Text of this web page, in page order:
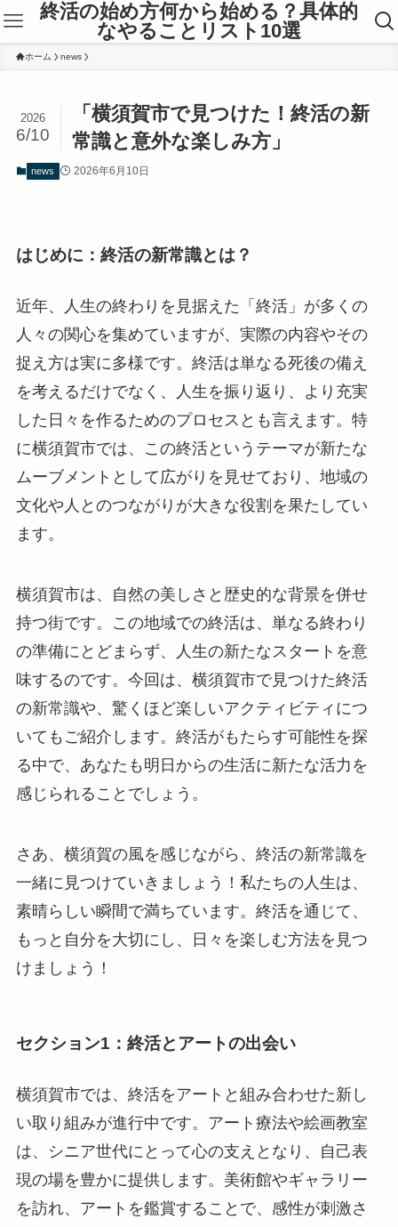
終活の始め方何から始める？具体的
なやることリスト10選
ホーム news
「横須賀市で見つけた！終活の新
常識と意外な楽しみ方」
2026
6/10
news 2026年6月10日
はじめに：終活の新常識とは？
近年、人生の終わりを見据えた「終活」が多くの
人々の関心を集めていますが、実際の内容やその
捉え方は実に多様です。終活は単なる死後の備え
を考えるだけでなく、人生を振り返り、より充実
した日々を作るためのプロセスとも言えます。特
に横須賀市では、この終活というテーマが新たな
ムーブメントとして広がりを見せており、地域の
文化や人とのつながりが大きな役割を果たしてい
ます。
横須賀市は、自然の美しさと歴史的な背景を併せ
持つ街です。この地域での終活は、単なる終わり
の準備にとどまらず、人生の新たなスタートを意
味するのです。今回は、横須賀市で見つけた終活
の新常識や、驚くほど楽しいアクティビティにつ
いてもご紹介します。終活がもたらす可能性を探
る中で、あなたも明日からの生活に新たな活力を
感じられることでしょう。
さあ、横須賀の風を感じながら、終活の新常識を
一緒に見つけていきましょう！私たちの人生は、
素晴らしい瞬間で満ちています。終活を通じて、
もっと自分を大切にし、日々を楽しむ方法を見つ
けましょう！
セクション1：終活とアートの出会い
横須賀市では、終活をアートと組み合わせた新し
い取り組みが進行中です。アート療法や絵画教室
は、シニア世代にとって心の支えとなり、自己表
現の場を豊かに提供します。美術館やギャラリー
を訪れ、アートを鑑賞することで、感性が刺激さ